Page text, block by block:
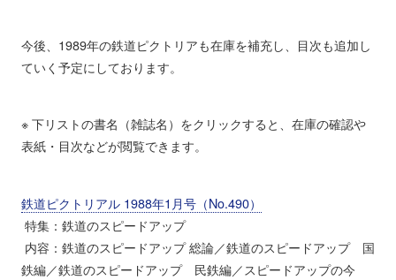
今後、1989年の鉄道ピクトリアも在庫を補充し、目次も追加し
ていく予定にしております。
※ 下リストの書名（雑誌名）をクリックすると、在庫の確認や
表紙・目次などが閲覧できます。
鉄道ピクトリアル 1988年1月号（No.490）
特集：鉄道のスピードアップ
内容：鉄道のスピードアップ 総論／鉄道のスピードアップ 国
鉄編／鉄道のスピードアップ 民鉄編／スピードアップの今